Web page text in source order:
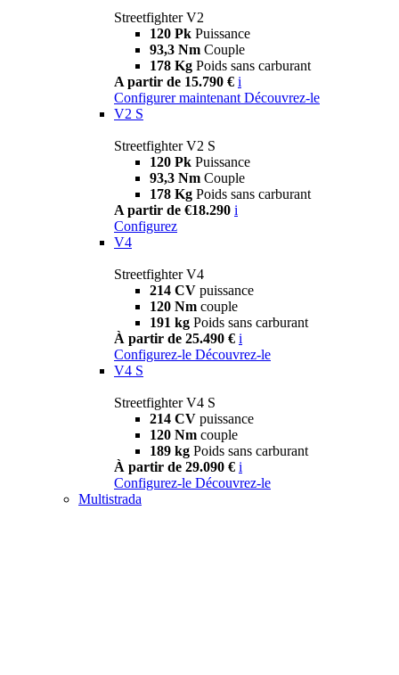
Streetfighter V2
120 Pk Puissance
93,3 Nm Couple
178 Kg Poids sans carburant
A partir de 15.790 € i
Configurer maintenant Découvrez-le
V2 S
Streetfighter V2 S
120 Pk Puissance
93,3 Nm Couple
178 Kg Poids sans carburant
A partir de €18.290 i
Configurez
V4
Streetfighter V4
214 CV puissance
120 Nm couple
191 kg Poids sans carburant
À partir de 25.490 € i
Configurez-le Découvrez-le
V4 S
Streetfighter V4 S
214 CV puissance
120 Nm couple
189 kg Poids sans carburant
À partir de 29.090 € i
Configurez-le Découvrez-le
Multistrada